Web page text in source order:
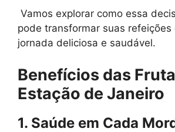
Vamos explorar como essa
pode transformar suas refeições
jornada deliciosa e saudável.
Benefícios das
Estação de Janeiro
1. Saúde em Cada